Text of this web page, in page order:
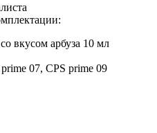
вкусом арбуза 10 мл
07, CPS prime 09